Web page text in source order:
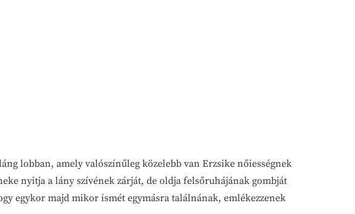
lobban, amely valószínűleg közelebb van Erzsike nőiességnek
nyitja a lány szívének zárját, de oldja felsőruhájának gombját
egykor majd mikor ismét egymásra találnának, emlékezzenek